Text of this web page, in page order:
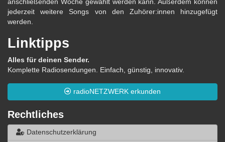
anschließenden Woche gewählt werden kann. Außerdem können
jederzeit weitere Songs von den Zuhörer:innen hinzugefügt
werden.
Linktipps
Alles für deinen Sender.
Komplette Radiosendungen. Einfach, günstig, innovativ.
radioNETZWERK erkunden
Rechtliches
Datenschutzerklärung